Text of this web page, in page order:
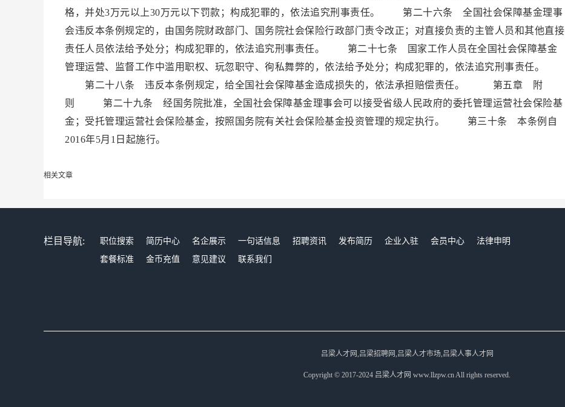
格，并处3万元以上30万元以下罚款；构成犯罪的，依法追究刑事责任。 第二十六条 全国社会保障基金理事
会违反本条例规定的，由国务院财政部门、国务院社会保险行政部门责令改正；对直接负责的主管人员和其他直接
责任人员依法给予处分；构成犯罪的，依法追究刑事责任。 第二十七条 国家工作人员在全国社会保障基金
管理运营、监督工作中滥用职权、玩忽职守、徇私舞弊的，依法给予处分；构成犯罪的，依法追究刑事责任。
第二十八条 违反本条例规定，给全国社会保障基金造成损失的，依法承担赔偿责任。 第五章 附
则 第二十九条 经国务院批准，全国社会保障基金理事会可以接受省级人民政府的委托管理运营社会保险基
金；受托管理运营社会保险基金，按照国务院有关社会保险基金投资管理的规定执行。 第三十条 本条例自
2016年5月1日起施行。
相关文章
栏目导航: 职位搜索 简历中心 名企展示 一句话信息 招聘资讯 发布简历 企业入驻 会员中心
法律申明
套餐标准
金币充值 意见建议 联系我们
吕梁人才网,吕梁招聘网,吕梁人才市场,吕梁人事人才网
Copyright © 2017-2024 吕梁人才网 www.llzpw.cn All rights reserved.